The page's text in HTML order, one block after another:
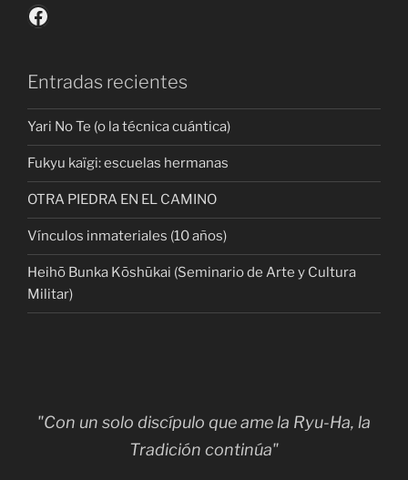
Facebook
Entradas recientes
Yari No Te (o la técnica cuántica)
Fukyu kaïgi: escuelas hermanas
OTRA PIEDRA EN EL CAMINO
Vínculos inmateriales (10 años)
Heihō Bunka Kōshūkai (Seminario de Arte y Cultura
Militar)
"Con un solo discípulo que ame la Ryu-Ha, la
Tradición continúa"